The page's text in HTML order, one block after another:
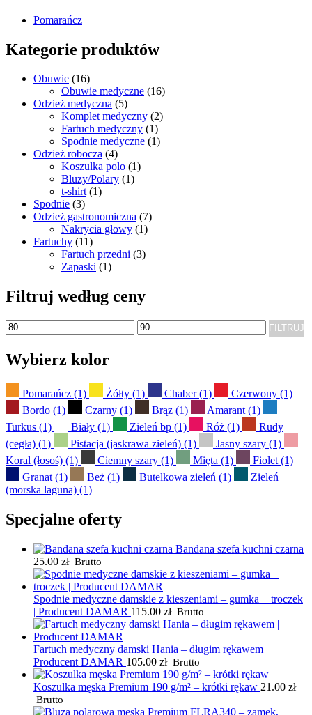
Pomarańcz
Kategorie produktów
Obuwie (16)
Obuwie medyczne (16)
Odzież medyczna (5)
Komplet medyczny (2)
Fartuch medyczny (1)
Spodnie medyczne (1)
Odzież robocza (4)
Koszulka polo (1)
Bluzy/Polary (1)
t-shirt (1)
Spodnie (3)
Odzież gastronomiczna (7)
Nakrycia głowy (1)
Fartuchy (11)
Fartuch przedni (3)
Zapaski (1)
Filtruj według ceny
Cena
min
Cena
max
FILTRUJ
Wybierz kolor
Pomarańcz (1) Żółty (1) Chaber (1) Czerwony (1)
Bordo (1) Czarny (1) Brąz (1) Amarant (1)
Turkus (1) Biały (1) Zieleń bp (1) Róż (1)
Rudy
(cegła) (1) Pistacja (jaskrawa zieleń) (1) Jasny szary (1)
Koral (łosoś) (1) Ciemny szary (1) Mięta (1) Fiolet (1)
Granat (1) Beż (1) Butelkowa zieleń (1)
Zieleń
(morska laguna) (1)
Specjalne oferty
Bandana szefa kuchni czarna
25.00 zł Brutto
Spodnie medyczne damskie z kieszeniami – gumka + troczek
| Producent DAMAR 115.00 zł Brutto
Fartuch medyczny damski Hania – długim rękawem |
Producent DAMAR 105.00 zł Brutto
Koszulka męska Premium 190 g/m² – krótki rękaw 21.00 zł
Brutto